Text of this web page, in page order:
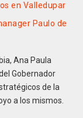
en Valledupar
Paulo de
Ana Paula
Gobernador
de la
a los mismos.